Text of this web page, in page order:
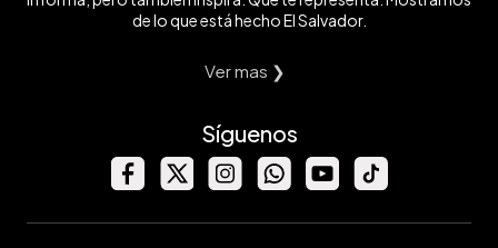
de lo que está hecho El Salvador.
Ver mas ❯
Síguenos